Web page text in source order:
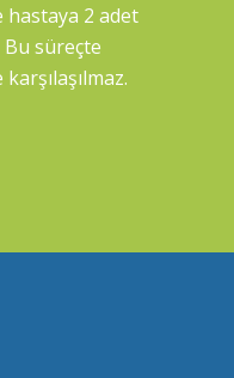
hastaya 2 adet
süreçte